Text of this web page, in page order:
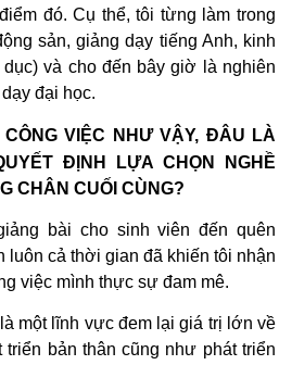
đó. Cụ thể, tôi từng làm trong
sản, giảng dạy tiếng Anh, kinh
và cho đến bây giờ là nghiên
đại học.
VIỆC NHƯ VẬY, ĐÂU LÀ
ĐỊNH LỰA CHỌN NGHỀ
CHÂN CUỐI CÙNG?
bài cho sinh viên đến quên
luôn cả thời gian đã khiến tôi nhận
việc mình thực sự đam mê.
một lĩnh vực đem lại giá trị lớn về
triển bản thân cũng như phát triển